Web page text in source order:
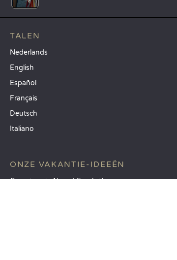
TALEN
Nederlands
English
Español
Français
Deutsch
Italiano
ONZE VAKANTIE-IDEEËN
Campings in Noord-Frankrijk